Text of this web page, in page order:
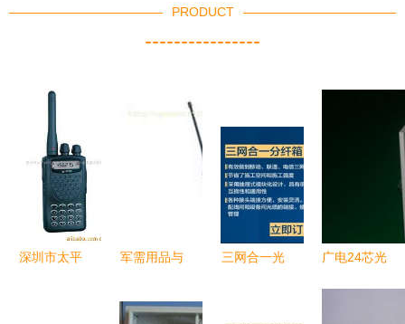
PRODUCT
----------------
深圳市太平
军需用品与
备的重要性
三网合一光
广电24芯光